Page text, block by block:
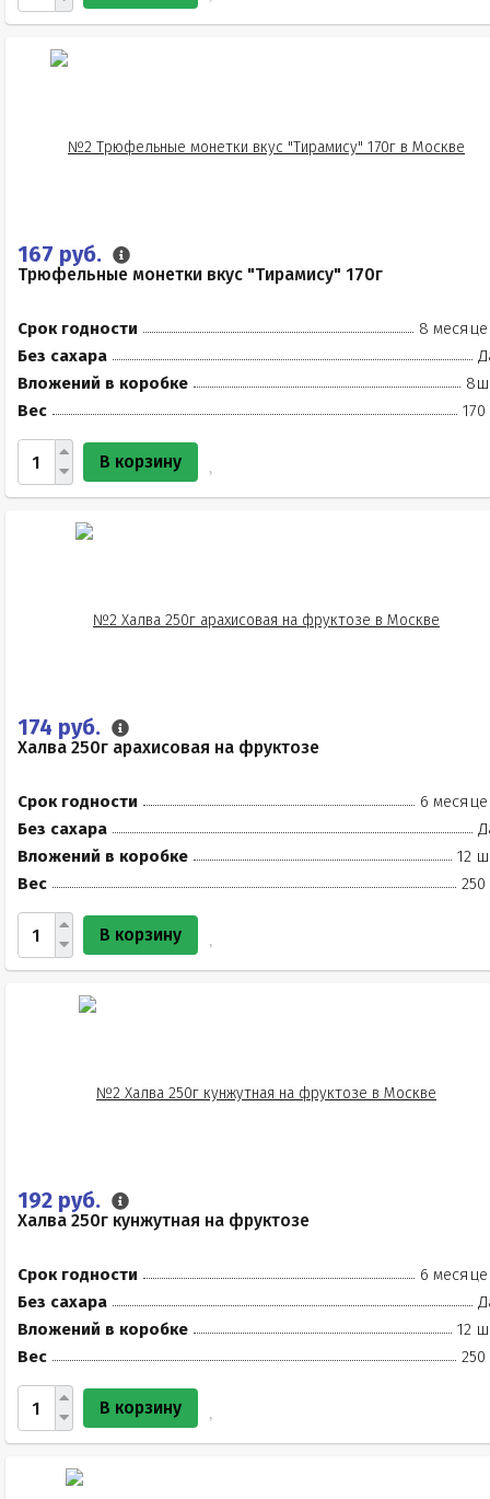
167 руб.
Трюфельные монетки вкус "Тирамису" 170г
Срок годности
8
Без сахара
Вложений в коробке
Вес
170
В корзину
174 руб.
Халва 250г арахисовая на фруктозе
Срок годности
6
Без сахара
Вложений в коробке
12
Вес
250
В корзину
192 руб.
Халва 250г кунжутная на фруктозе
Срок годности
6
Без сахара
Вложений в коробке
12
Вес
250
В корзину